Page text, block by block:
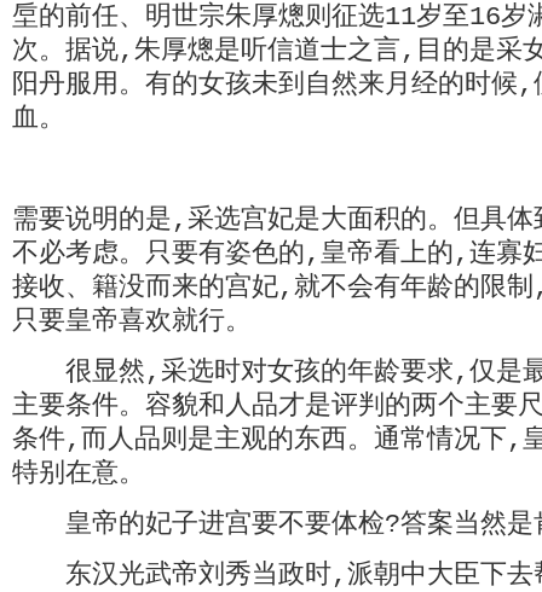
垕的前任、明世宗朱厚熜则征选11岁至16
次。据说,朱厚熜是听信道士之言,目的是采
阳丹服用。有的女孩未到自然来月经的时
血。
需要说明的是,采选宫妃是大面积的。但具
不必考虑。只要有姿色的,皇帝看上的,连寡
接收、籍没而来的宫妃,就不会有年龄的限
只要皇帝喜欢就行。
很显然,采选时对女孩的年龄要求,仅是
主要条件。容貌和人品才是评判的两个主要
条件,而人品则是主观的东西。通常情况下,
特别在意。
皇帝的妃子进宫要不要体检?答案当然是
东汉光武帝刘秀当政时,派朝中大臣下去